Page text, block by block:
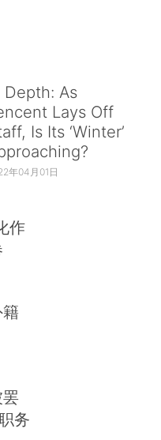
Depth: As
Lays Off
Is Its ‘Winter’
年04月01日
作
务